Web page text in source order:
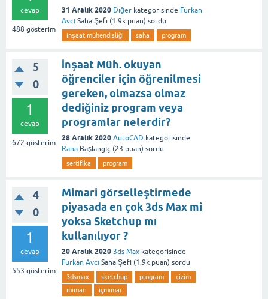
cevap
488 gösterim
31 Aralık 2020 Diğer kategorisinde Furkan
Avcı Saha Şefi (1.9k puan) sordu
inşaat mühendisliği saha program
5
0
1
cevap
672 gösterim
İnşaat Müh. okuyan
öğrenciler için öğrenilmesi
gereken, olmazsa olmaz
dediğiniz program veya
programlar nelerdir?
28 Aralık 2020 AutoCAD kategorisinde
Rana Başlangıç (23 puan) sordu
sertifika program
4
0
1
cevap
553 gösterim
Mimari görselleştirmede
piyasada en çok 3ds Max mi
yoksa Sketchup mı
kullanılıyor ?
20 Aralık 2020 3ds Max kategorisinde
Furkan Avcı Saha Şefi (1.9k puan) sordu
3dsmax sketchup program
çizim
mimari
içmimar